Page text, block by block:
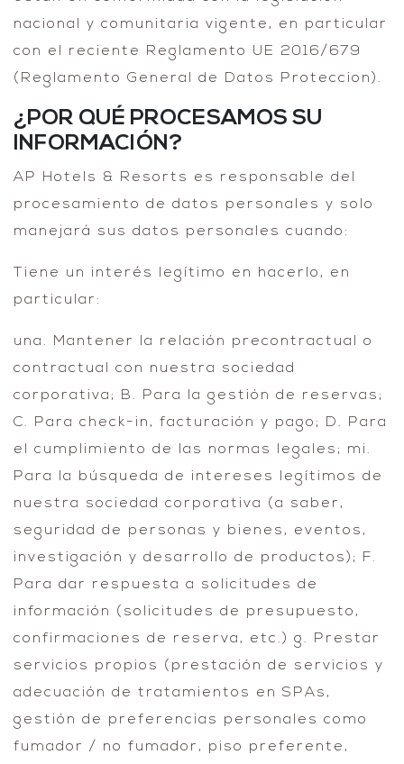
nacional y comunitaria vigente, en particular
con el reciente Reglamento UE 2016/679
(Reglamento General de Datos Proteccion).
¿POR QUÉ PROCESAMOS SU
INFORMACIÓN?
AP Hotels & Resorts es responsable del
procesamiento de datos personales y solo
manejará sus datos personales cuando:
Tiene un interés legítimo en hacerlo, en
particular:
una. Mantener la relación precontractual o
contractual con nuestra sociedad
corporativa; B. Para la gestión de reservas;
C. Para check-in, facturación y pago; D. Para
el cumplimiento de las normas legales; mi.
Para la búsqueda de intereses legítimos de
nuestra sociedad corporativa (a saber,
seguridad de personas y bienes, eventos,
investigación y desarrollo de productos); F.
Para dar respuesta a solicitudes de
información (solicitudes de presupuesto,
confirmaciones de reserva, etc.) g. Prestar
servicios propios (prestación de servicios y
adecuación de tratamientos en SPAs,
gestión de preferencias personales como
fumador / no fumador, piso preferente,